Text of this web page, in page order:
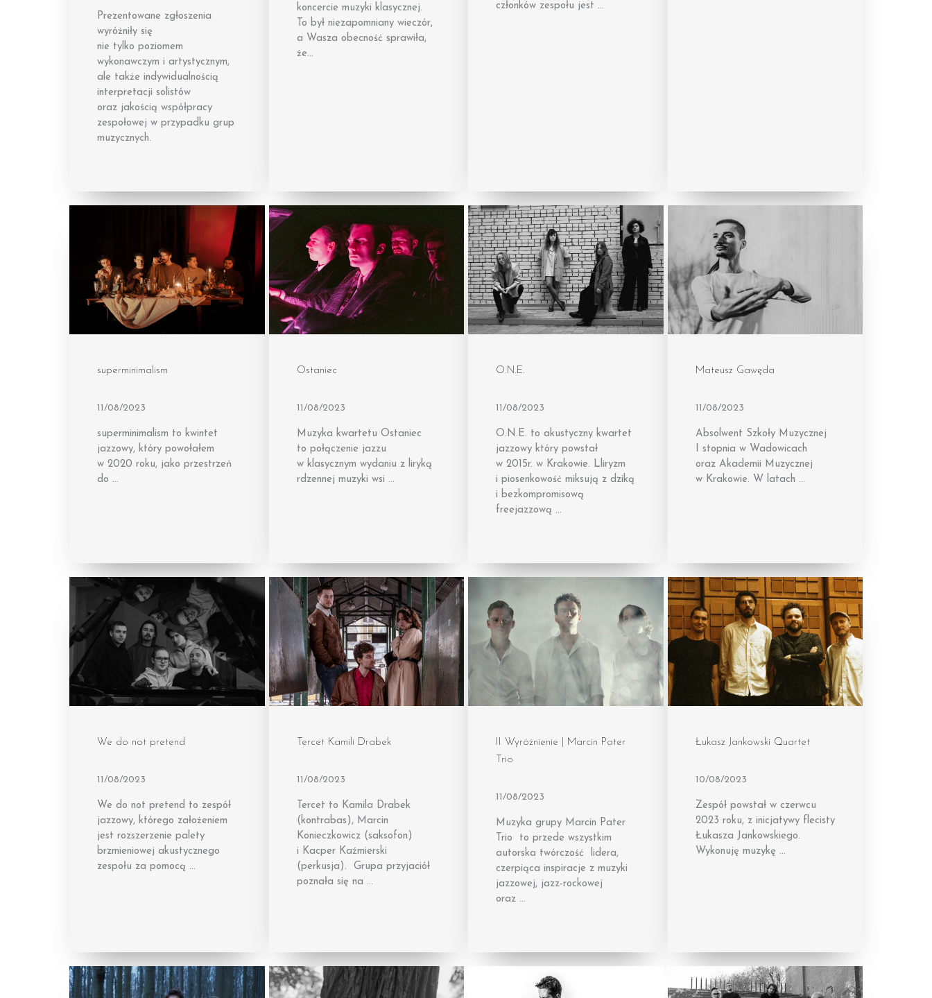
Prezentowane zgłoszenia
wyróżniły się
nie tylko poziomem
wykonawczym i artystycznym,
ale także indywidualnością
interpretacji solistów
oraz jakością współpracy
zespołowej w przypadku grup
muzycznych.
koncercie muzyki klasycznej.
To był niezapomniany wieczór,
a Wasza obecność sprawiła,
że…
członków zespołu jest …
superminimalism
11/08/2023
superminimalism to kwintet
jazzowy, który powołałem
w 2020 roku, jako przestrzeń
do …
Ostaniec
11/08/2023
Muzyka kwartetu Ostaniec
to połączenie jazzu
w klasycznym wydaniu z liryką
rdzennej muzyki wsi …
O.N.E.
11/08/2023
O.N.E. to akustyczny kwartet
jazzowy który powstał
w 2015r. w Krakowie. Lliryzm
i piosenkowość miksują z dziką
i bezkompromisową
freejazzową …
Mateusz Gawęda
11/08/2023
Absolwent Szkoły Muzycznej
I stopnia w Wadowicach
oraz Akademii Muzycznej
w Krakowie. W latach …
We do not pretend
11/08/2023
We do not pretend to zespół
jazzowy, którego założeniem
jest rozszerzenie palety
brzmieniowej akustycznego
zespołu za pomocą …
Tercet Kamili Drabek
11/08/2023
Tercet to Kamila Drabek
(kontrabas), Marcin
Konieczkowicz (saksofon)
i Kacper Kaźmierski
(perkusja). Grupa przyjaciół
poznała się na …
II Wyróżnienie | Marcin Pater
Trio
11/08/2023
Muzyka grupy Marcin Pater
Trio to przede wszystkim
autorska twórczość lidera,
czerpiąca inspiracje z muzyki
jazzowej, jazz-rockowej
oraz …
Łukasz Jankowski Quartet
10/08/2023
Zespół powstał w czerwcu
2023 roku, z inicjatywy flecisty
Łukasza Jankowskiego.
Wykonuję muzykę …